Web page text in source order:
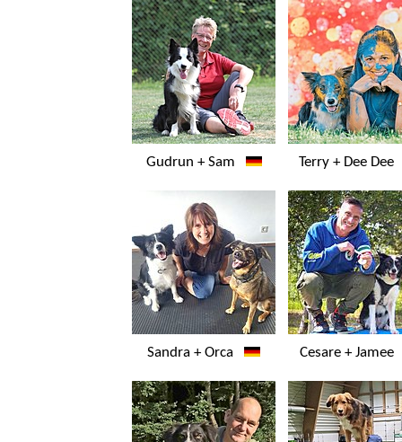
Gudrun + Sam Terry + Dee
Sandra + Orca Cesare +